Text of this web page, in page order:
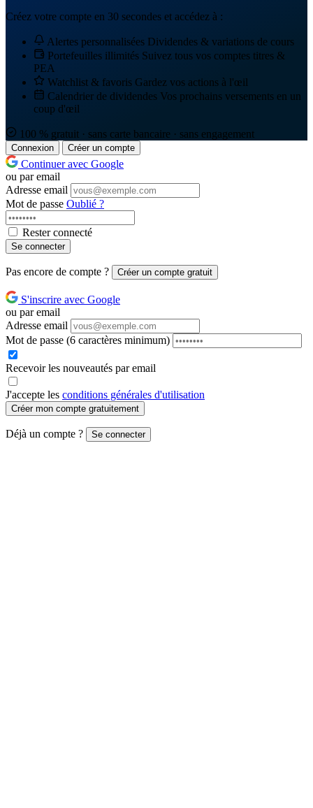
Créez votre compte en 30 secondes et accédez à :
Alertes personnalisées Dividendes & variations de cours
Portefeuilles illimités Suivez tous vos comptes titres &
PEA
Watchlist & favoris Gardez vos actions à l'œil
Calendrier de dividendes Vos prochains versements en un
coup d'œil
100 % gratuit · sans carte bancaire · sans engagement
Connexion Créer un compte
Continuer avec Google
ou par email
Adresse email
Mot de passe Oublié ?
Rester connecté
Se connecter
Pas encore de compte ? Créer un compte gratuit
S'inscrire avec Google
ou par email
Adresse email
Mot de passe (6 caractères minimum)
Recevoir les nouveautés par email
J'accepte les conditions générales d'utilisation
Créer mon compte gratuitement
Déjà un compte ? Se connecter